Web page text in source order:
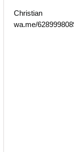
Christian
wa.me/